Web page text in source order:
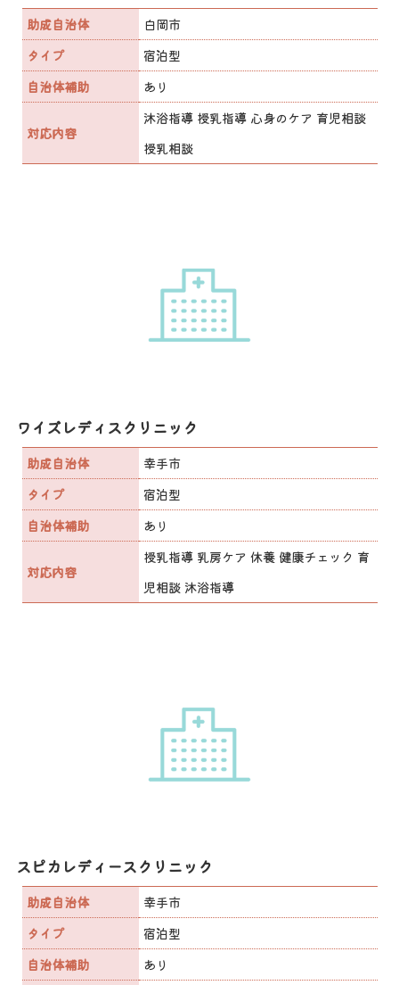
助成自治体
白岡市
タイプ
宿泊型
自治体補助
あり
対応内容
沐浴指導 授乳指導 心身のケア 育児相談
授乳相談
ワイズレディスクリニック
助成自治体
幸手市
タイプ
宿泊型
自治体補助
あり
対応内容
授乳指導 乳房ケア 休養 健康チェック 育
児相談 沐浴指導
スピカレディースクリニック
助成自治体
幸手市
タイプ
宿泊型
自治体補助
あり